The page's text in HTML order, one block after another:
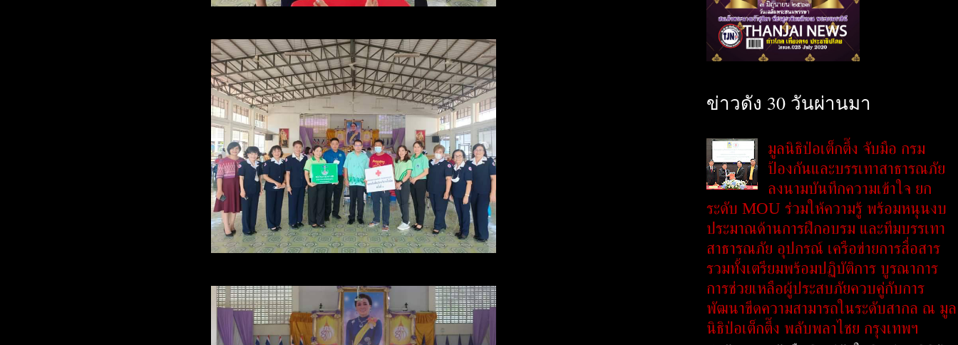
ข่าวดัง 30 วันผ่านมา
มูลนิธิป่อเต็กตึ๊ง จับมือ กรม
ป้องกันและบรรเทาสาธารณภัย
ลงนามบันทึกความเข้าใจ ยก
ระดับ MOU ร่วมให้ความรู้ พร้อมหนุนงบ
ประมาณด้านการฝึกอบรม และทีมบรรเทา
สาธารณภัย อุปกรณ์ เครือข่ายการสื่อสาร
รวมทั้งเตรียมพร้อมปฏิบัติการ บูรณาการ
การช่วยเหลือผู้ประสบภัยควบคู่กับการ
พัฒนาขีดความสามารถในระดับสากล ณ มูล
นิธิป่อเต็กตึ๊ง พลับพลาไชย กรุงเทพฯ